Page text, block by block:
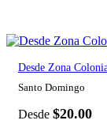
Desde Zona
Santo Domingo
Desde $20.00